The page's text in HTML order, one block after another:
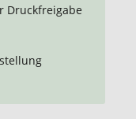
Druckfreigabe